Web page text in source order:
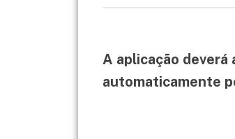
A aplicação deverá
automaticamente